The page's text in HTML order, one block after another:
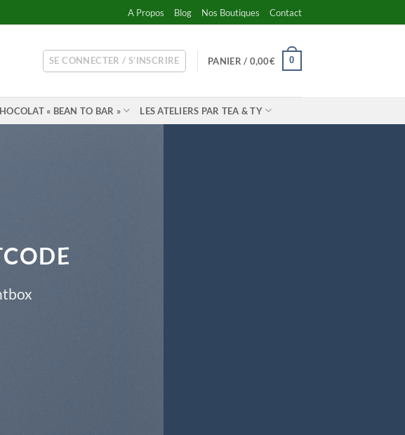
A Propos Blog Nos Boutiques Contact
SE CONNECTER / S’INSCRIRE PANIER / 0,00€ 0
« BEAN TO BAR » LES ATELIERS PAR TEA & TY